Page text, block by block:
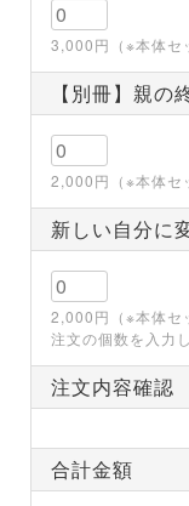
3,000円（※本体セ
【別冊】親
2,000円（※本体セ
新しい自分に
2,000円（※本体セ
注文の個数を入力
注文内容確認
合計金額